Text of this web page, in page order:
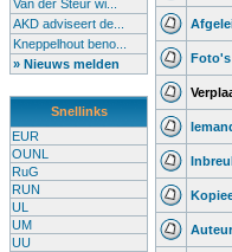
Van der Steur wi...
AKD adviseert de...
Kneppelhout beno...
» Nieuws melden
Snellinks
EUR
OUNL
RuG
RUN
UL
UM
UU